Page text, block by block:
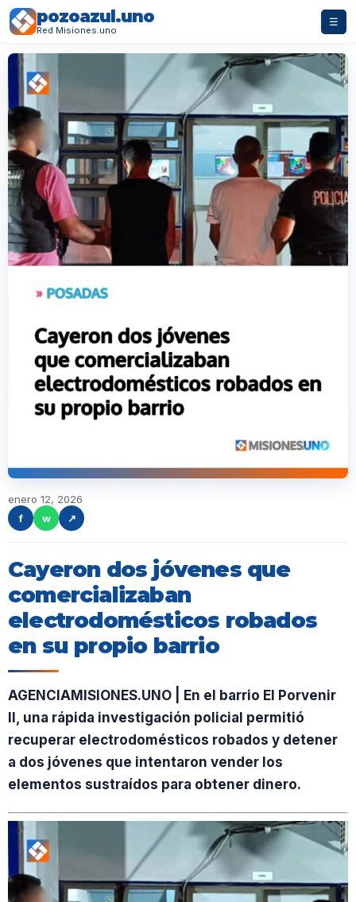
pozoazul.uno
Red Misiones.uno
☰
enero 12, 2026
f
w ↗
Cayeron dos jóvenes que
comercializaban
electrodomésticos robados
en su propio barrio
AGENCIAMISIONES.UNO | En el barrio El Porvenir
II, una rápida investigación policial permitió
recuperar electrodomésticos robados y detener
a dos jóvenes que intentaron vender los
elementos sustraídos para obtener dinero.